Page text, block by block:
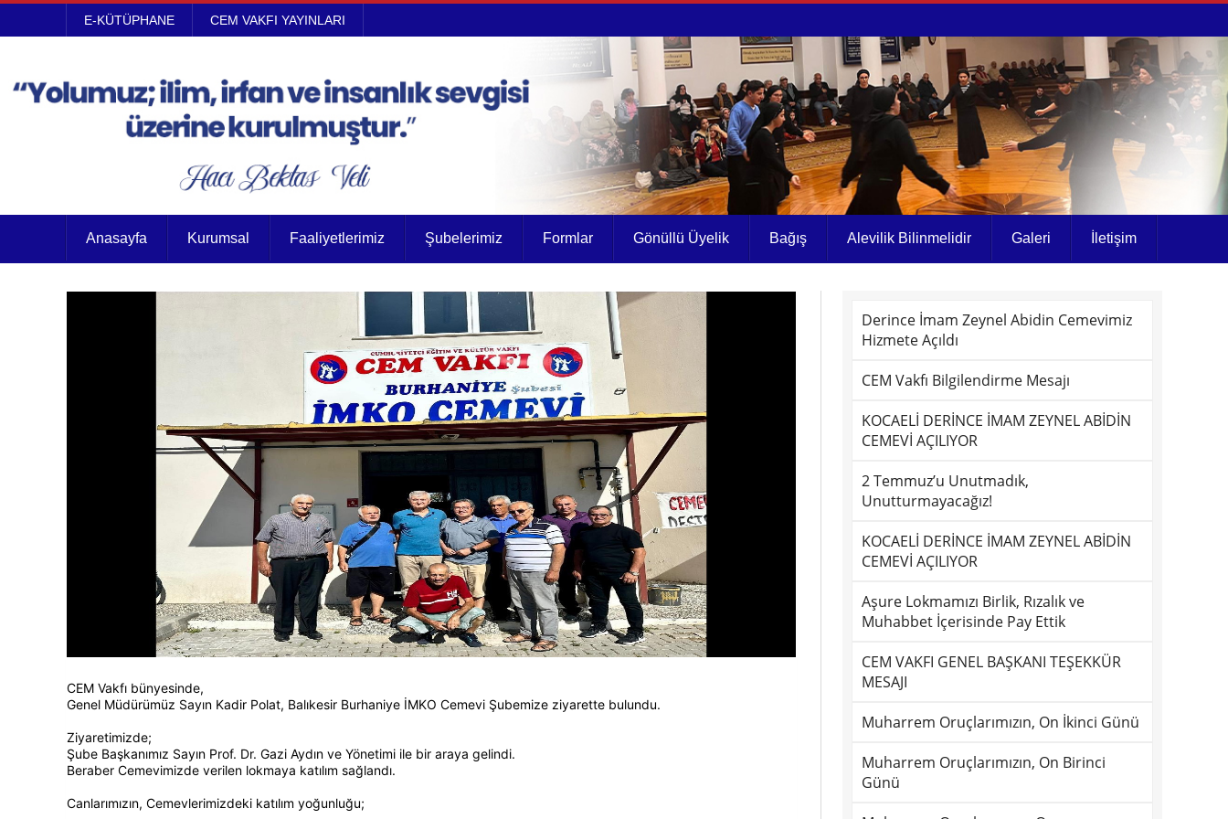
E-KÜTÜPHANE CEM VAKFI YAYINLARI
Anasayfa Kurumsal Faaliyetlerimiz Şubelerimiz Formlar Gönüllü Üyelik Bağış Alevilik Bilinmelidir Galeri İletişim
CEM Vakfı bünyesinde,
Genel Müdürümüz Sayın Kadir Polat, Balıkesir Burhaniye İMKO Cemevi Şubemize ziyarette bulundu.
Ziyaretimizde;
Şube Başkanımız Sayın Prof. Dr. Gazi Aydın ve Yönetimi ile bir araya gelindi.
Beraber Cemevimizde verilen lokmaya katılım sağlandı.
Canlarımızın, Cemevlerimizdeki katılım yoğunluğu;
Derince İmam Zeynel Abidin Cemevimiz
Hizmete Açıldı
CEM Vakfı Bilgilendirme Mesajı
KOCAELİ DERİNCE İMAM ZEYNEL ABİDİN
CEMEVİ AÇILIYOR
2 Temmuz’u Unutmadık,
Unutturmayacağız!
KOCAELİ DERİNCE İMAM ZEYNEL ABİDİN
CEMEVİ AÇILIYOR
Aşure Lokmamızı Birlik, Rızalık ve
Muhabbet İçerisinde Pay Ettik
CEM VAKFI GENEL BAŞKANI TEŞEKKÜR
MESAJI
Muharrem Oruçlarımızın, On İkinci Günü
Muharrem Oruçlarımızın, On Birinci
Günü